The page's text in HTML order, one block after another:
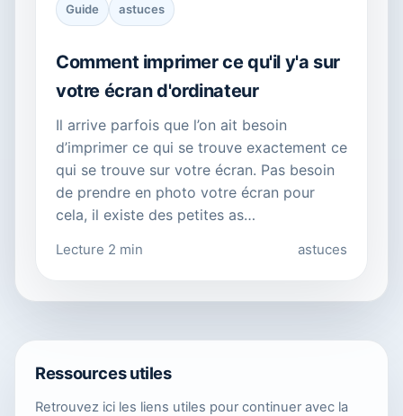
Guide astuces
Comment imprimer ce qu'il y'a sur
votre écran d'ordinateur
Il arrive parfois que l’on ait besoin
d’imprimer ce qui se trouve exactement ce
qui se trouve sur votre écran. Pas besoin
de prendre en photo votre écran pour
cela, il existe des petites as…
Lecture 2 min astuces
Ressources utiles
Retrouvez ici les liens utiles pour continuer avec la